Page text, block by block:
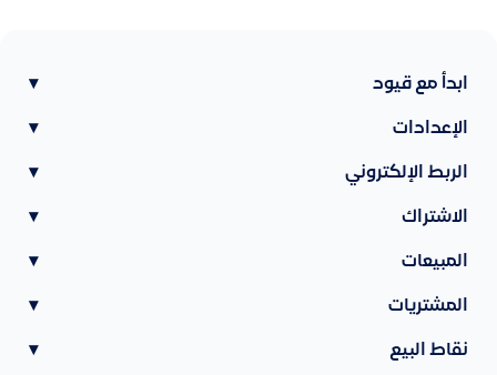
ابدأ مع قيود ▾
الإعدادات ▾
الربط الإلكتروني ▾
الاشتراك ▾
المبيعات ▾
المشتريات ▾
نقاط البيع ▾